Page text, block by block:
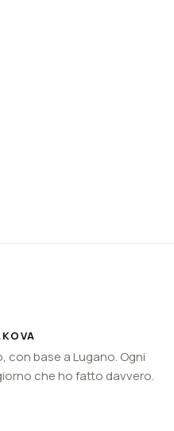
con base a Lugano. Ogni
che ho fatto davvero.